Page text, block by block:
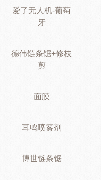
爱了无人机-葡萄
牙
德伟链条锯+修枝
剪
面膜
耳鸣喷雾剂
博世链条锯